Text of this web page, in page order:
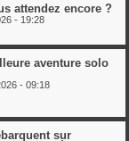
attendez encore ?
- 19:28
aventure solo
- 09:18
sur